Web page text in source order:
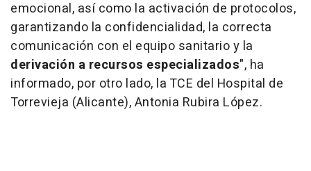
emocional, así como la activación de protocolos,
garantizando la confidencialidad, la correcta
comunicación con el equipo sanitario y la
derivación a recursos especializados", ha
informado, por otro lado, la TCE del Hospital de
Torrevieja (Alicante), Antonia Rubira López.